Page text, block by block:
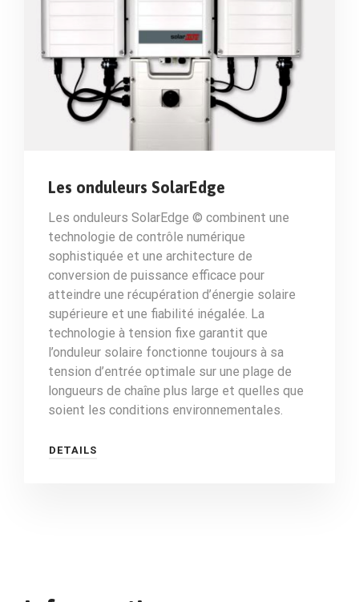
Les onduleurs SolarEdge
Les onduleurs SolarEdge © combinent une
technologie de contrôle numérique
sophistiquée et une architecture de
conversion de puissance efficace pour
atteindre une récupération d’énergie solaire
supérieure et une fiabilité inégalée. La
technologie à tension fixe garantit que
l’onduleur solaire fonctionne toujours à sa
tension d’entrée optimale sur une plage de
longueurs de chaîne plus large et quelles que
soient les conditions environnementales.
DETAILS